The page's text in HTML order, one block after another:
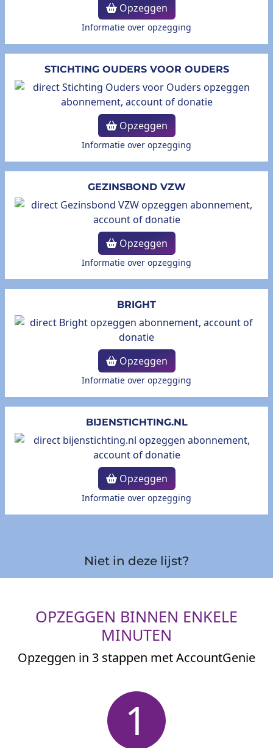
Opzeggen
Informatie over opzegging
STICHTING OUDERS VOOR OUDERS
Opzeggen
Informatie over opzegging
GEZINSBOND VZW
Opzeggen
Informatie over opzegging
BRIGHT
Opzeggen
Informatie over opzegging
BIJENSTICHTING.NL
Opzeggen
Informatie over opzegging
Niet in deze lijst?
OPZEGGEN BINNEN ENKELE
MINUTEN
Opzeggen in 3 stappen met AccountGenie
1